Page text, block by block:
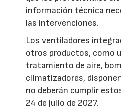
información técnica
las intervenciones.
Los ventiladores
otros productos, como
tratamiento de aire,
climatizadores,
no deberán cumplir
24 de julio de 2027.